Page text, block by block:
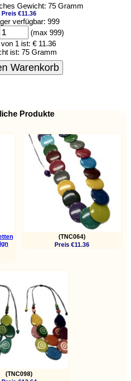
Gewicht: 75 Gramm
Preis €11.36
verfügbar: 999
(max 999)
1 ist: € 11.36
ist: 75 Gramm
Warenkorb
Produkte
(TNC064)
Preis €11.36
(TNC098)